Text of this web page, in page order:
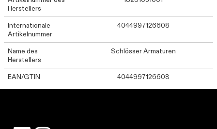
Herstellers
Internationale
Artikelnummer
4044997126608
Name des
Herstellers
Schlösser Armaturen
EAN/GTIN 4044997126608